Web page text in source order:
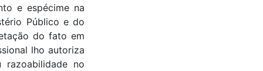
e espécime na
Público e do
do fato em
lho autoriza
no